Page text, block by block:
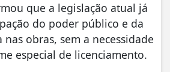
que a legislação atual já
do poder público e da
obras, sem a necessidade
especial de licenciamento.